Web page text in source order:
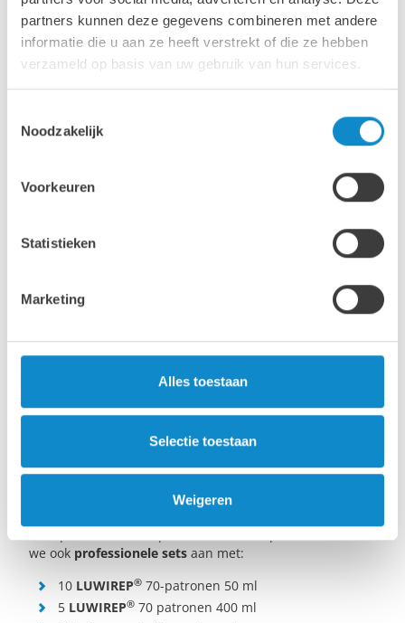
partners kunnen deze gegevens combineren met andere
informatie die u aan ze heeft verstrekt of die ze hebben
verzameld op basis van uw gebruik van hun services.
Noodzakelijk
Voorkeuren
Statistieken
Marketing
Alles toestaan
Selectie toestaan
Weigeren
10 mengkoppen
1 pistool
1 blik Lutze reinigingsmiddel 1 l
1 blik LUWIREP®primer 250 ml
kwasten
LUWIREP 70 Starter set - art.nr. 480380001
we ook professionele sets aan met:
10 LUWIREP® 70-patronen 50 ml
5 LUWIREP® 70 patronen 400 ml